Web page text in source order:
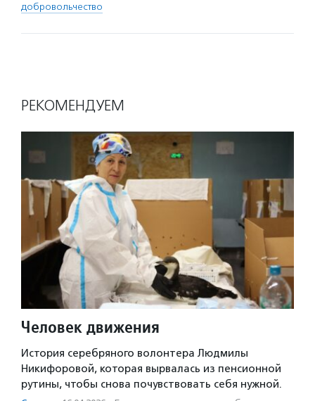
добровольчество
РЕКОМЕНДУЕМ
Человек движения
История серебряного волонтера Людмилы
Никифоровой, которая вырвалась из пенсионной
рутины, чтобы снова почувствовать себя нужной.